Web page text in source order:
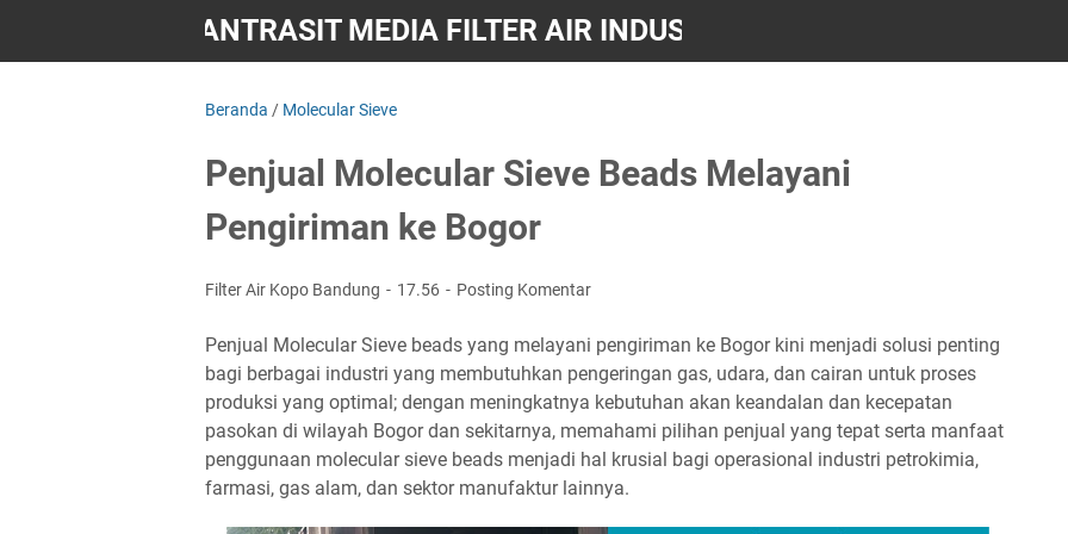
JUAL PASIR ANTRASIT MEDIA FILTER AIR INDUSTRI HARGA TERBAIK – ADY
Beranda / Molecular Sieve
Penjual Molecular Sieve Beads Melayani
Pengiriman ke Bogor
Filter Air Kopo Bandung 17.56 Posting Komentar
Penjual Molecular Sieve beads yang melayani pengiriman ke Bogor kini menjadi solusi penting
bagi berbagai industri yang membutuhkan pengeringan gas, udara, dan cairan untuk proses
produksi yang optimal; dengan meningkatnya kebutuhan akan keandalan dan kecepatan
pasokan di wilayah Bogor dan sekitarnya, memahami pilihan penjual yang tepat serta manfaat
penggunaan molecular sieve beads menjadi hal krusial bagi operasional industri petrokimia,
farmasi, gas alam, dan sektor manufaktur lainnya.